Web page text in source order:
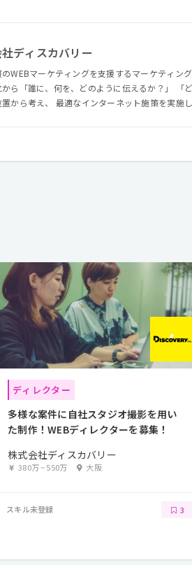
ディスカバリー
WEBマーケティングを支援するマーケティン
から「誰に、何を、どのように伝えるか？」 「
置から考え、 最適なインターネット施策を実施
ディレクター
多様な案件に自社スタジオ撮影を用い
た制作！WEBディレクターを募集！
株式会社ディスカバリー
380万~550万 大阪
スキル未登録 3